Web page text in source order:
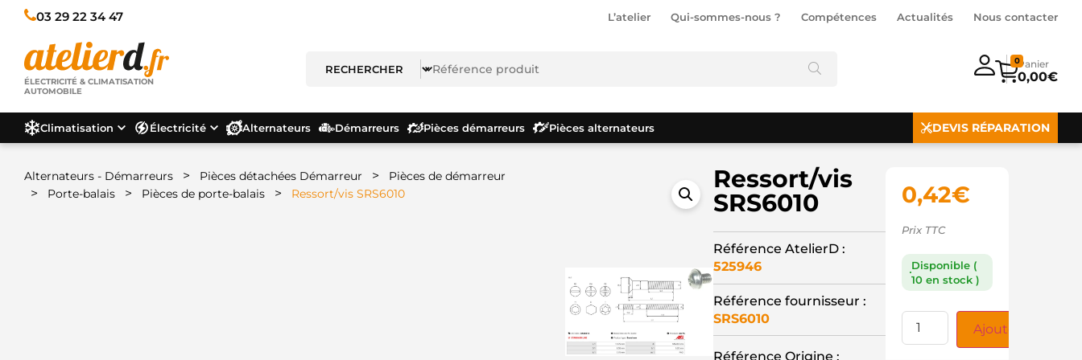
03 29 22 34 47 L’atelier Qui-sommes-nous ? Compétences Actualités Nous contacter
ÉLECTRICITÉ & CLIMATISATION
AUTOMOBILE
0,00€
0
Climatisation Électricité Alternateurs Démarreurs Pièces démarreurs Pièces alternateurs DEVIS RÉPARATION
Alternateurs - Démarreurs > Pièces détachées Démarreur > Pièces de démarreur
> Porte-balais > Pièces de porte-balais > Ressort/vis SRS6010
Ressort/vis
SRS6010
Référence AtelierD :
525946
Référence fournisseur :
SRS6010
Référence Origine :
0,42€
Prix TTC
Disponible (
10 en stock )
Ajouter au